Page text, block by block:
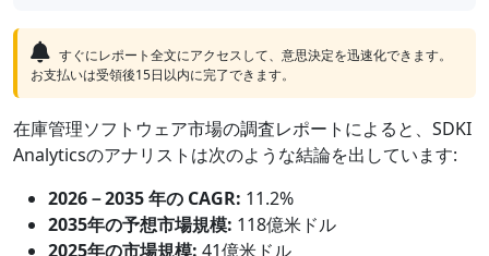
すぐにレポート全文にアクセスして、意思決定を迅速化できます。
お支払いは受領後15日以内に完了できます。
在庫管理ソフトウェア市場の調査レポートによると、SDKI
Analyticsのアナリストは次のような結論を出しています:
2026－2035 年の CAGR: 11.2%
2035年の予想市場規模: 118億米ドル
2025年の市場規模: 41億米ドル